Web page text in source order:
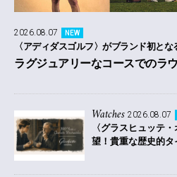
2026.08.07 NEW
〈アディダスゴルフ〉がブランド初とな
ラグジュアリーなコースでのラ
Watches 2026.08.07
〈グラスヒュッテ
望！貴重な歴史的